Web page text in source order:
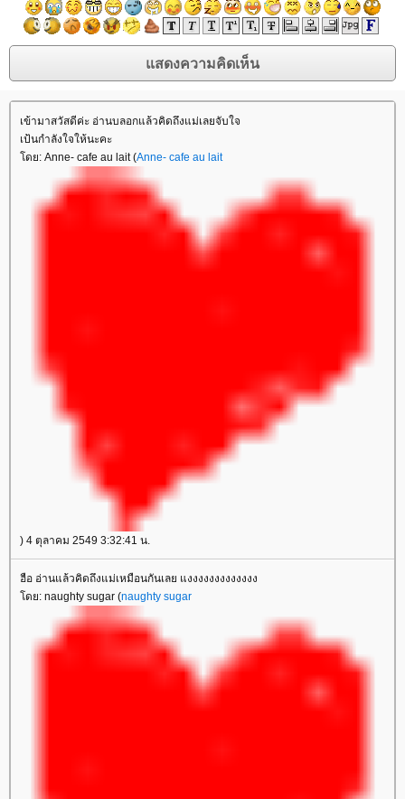
เข้ามาสวัสดีค่ะ อ่านบลอกแล้วคิดถึงแม่เลยจับใจ
เป้นกำลังใจให้นะคะ
โดย: Anne- cafe au lait (Anne- cafe au lait
) 4 ตุลาคม 2549 3:32:41 น.
ฮือ อ่านแล้วคิดถึงแม่เหมือนกันเลย แงงงงงงงงงงงงง
โดย: naughty sugar (naughty sugar